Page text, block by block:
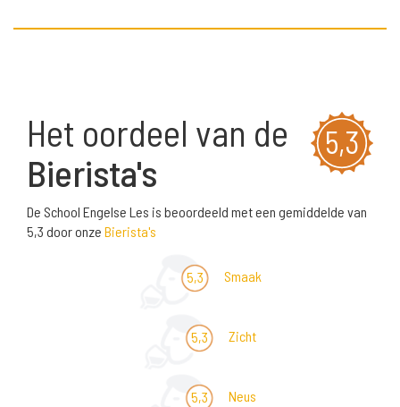
5,3
Het oordeel van de
Bierista's
De School Engelse Les is beoordeeld met een gemiddelde van
5,3 door onze Bierista's
5,3 Smaak
5,3 Zicht
5,3 Neus